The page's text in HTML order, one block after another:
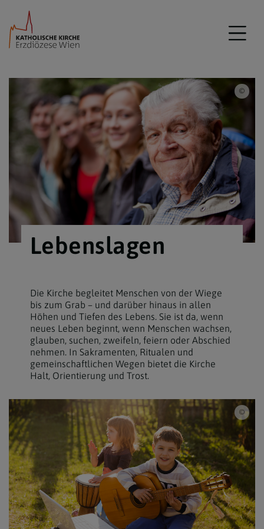
Lebenslagen
Die Kirche begleitet Menschen von der Wiege
bis zum Grab – und darüber hinaus in allen
Höhen und Tiefen des Lebens. Sie ist da, wenn
neues Leben beginnt, wenn Menschen wachsen,
glauben, suchen, zweifeln, feiern oder Abschied
nehmen. In Sakramenten, Ritualen und
gemeinschaftlichen Wegen bietet die Kirche
Halt, Orientierung und Trost.